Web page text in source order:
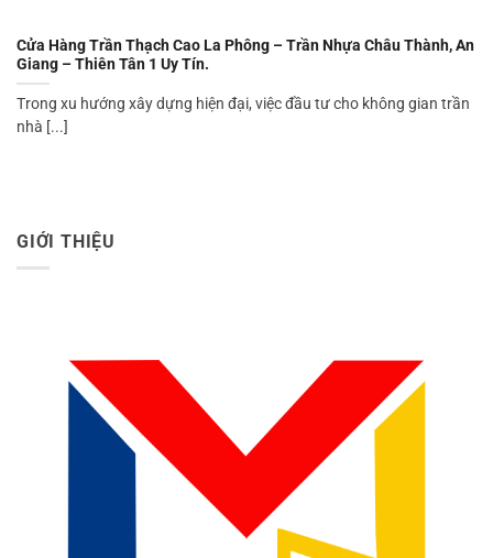
Cửa Hàng Trần Thạch Cao La Phông – Trần Nhựa Châu Thành, An
Giang – Thiên Tân 1 Uy Tín.
Trong xu hướng xây dựng hiện đại, việc đầu tư cho không gian trần
nhà [...]
GIỚI THIỆU